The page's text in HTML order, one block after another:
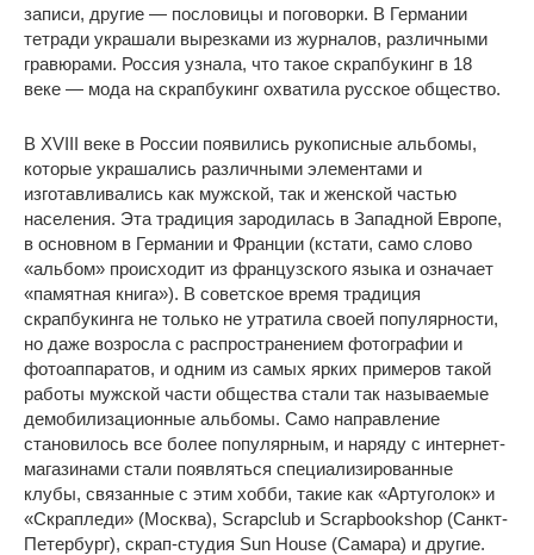
записи, другие — пословицы и поговорки. В Германии
тетради украшали вырезками из журналов, различными
гравюрами. Россия узнала, что такое скрапбукинг в 18
веке — мода на скрапбукинг охватила русское общество.
В XVIII веке в России появились рукописные альбомы,
которые украшались различными элементами и
изготавливались как мужской, так и женской частью
населения. Эта традиция зародилась в Западной Европе,
в основном в Германии и Франции (кстати, само слово
«альбом» происходит из французского языка и означает
«памятная книга»). В советское время традиция
скрапбукинга не только не утратила своей популярности,
но даже возросла с распространением фотографии и
фотоаппаратов, и одним из самых ярких примеров такой
работы мужской части общества стали так называемые
демобилизационные альбомы. Само направление
становилось все более популярным, и наряду с интернет-
магазинами стали появляться специализированные
клубы, связанные с этим хобби, такие как «Артуголок» и
«Скрапледи» (Москва), Scrapclub и Scrapbookshop (Санкт-
Петербург), скрап-студия Sun House (Самара) и другие.